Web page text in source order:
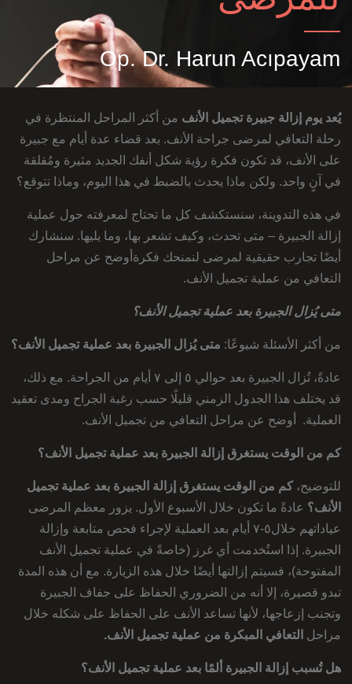
Op. Dr. Harun Acıpayam
يُعد يوم إزالة جبيرة تجميل الأنف من أكثر المراحل المنتظرة في
رحلة التعافي لمرضى جراحة الأنف. بعد قضاء عدة أيام مع جبيرة
على الأنف، قد تكون فكرة رؤية شكل أنفك الجديد مثيرة ومُقلقة
في آنٍ واحد. ولكن ماذا يحدث بالضبط في هذا اليوم، وماذا تتوقع؟
في هذه التدوينة، سنستكشف كل ما تحتاج لمعرفته حول عملية
إزالة الجبيرة – متى تحدث، وكيف تشعر بها، وما يليها. سنشارك
أيضًا تجارب حقيقية لمرضى لنمنحك فكرةأوضح عن مراحل
التعافي من عملية تجميل الأنف.
متى يُزال الجبيرة بعد عملية تجميل الأنف؟
من أكثر الأسئلة شيوعًا: متى يُزال الجبيرة بعد عملية تجميل الأنف؟
عادةً، تُزال الجبيرة بعد حوالي ٥ إلى ٧ أيام من الجراحة. مع ذلك،
قد يختلف هذا الجدول الزمني قليلًا حسب رغبة الجراح ومدى تعقيد
العملية. أوضح عن مراحل التعافي من تجميل الأنف.
كم من الوقت يستغرق إزالة الجبيرة بعد عملية تجميل الأنف؟
للتوضيح،كم من الوقت يستغرق إزالة الجبيرة بعد عملية تجميل
الأنف؟ عادةً ما تكون خلال الأسبوع الأول. يزور معظم المرضى
عياداتهم خلال٥-٧ أيام بعد العملية لإجراء فحص متابعة وإزالة
الجبيرة. إذا استُخدمت أي غرز (خاصةً في عملية تجميل الأنف
المفتوحة)، فسيتم إزالتها أيضًا خلال هذه الزيارة. مع أن هذه المدة
تبدو قصيرة، إلا أنه من الضروري الحفاظ على جفاف الجبيرة
وتجنب إزعاجها، لأنها تساعد الأنف على الحفاظ على شكله خلال
مراحل التعافي المبكرة من عملية تجميل الأنف.
هل تُسبب إزالة الجبيرة ألمًا بعد عملية تجميل الأنف؟